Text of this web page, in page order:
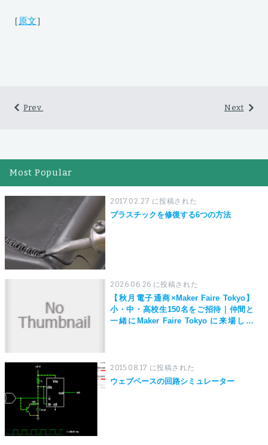
［ 原文］
Next
Prev.
Most Popular
2017.02.27 に投稿された
プラスチックを修復する6つの方法
2026.06.26 に投稿された
【秋月電子通商×Maker Faire Tokyo】
小・中・高校生150名をご招待｜仲間と
一緒にMaker Faire Tokyo に来場しよ
2015.08.17 に投稿された
ウェブベースの回路シミュレーター